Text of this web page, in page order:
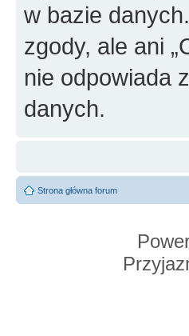
w bazie
zgody, ale ani
nie odpowiada
danych.
Strona główna forum